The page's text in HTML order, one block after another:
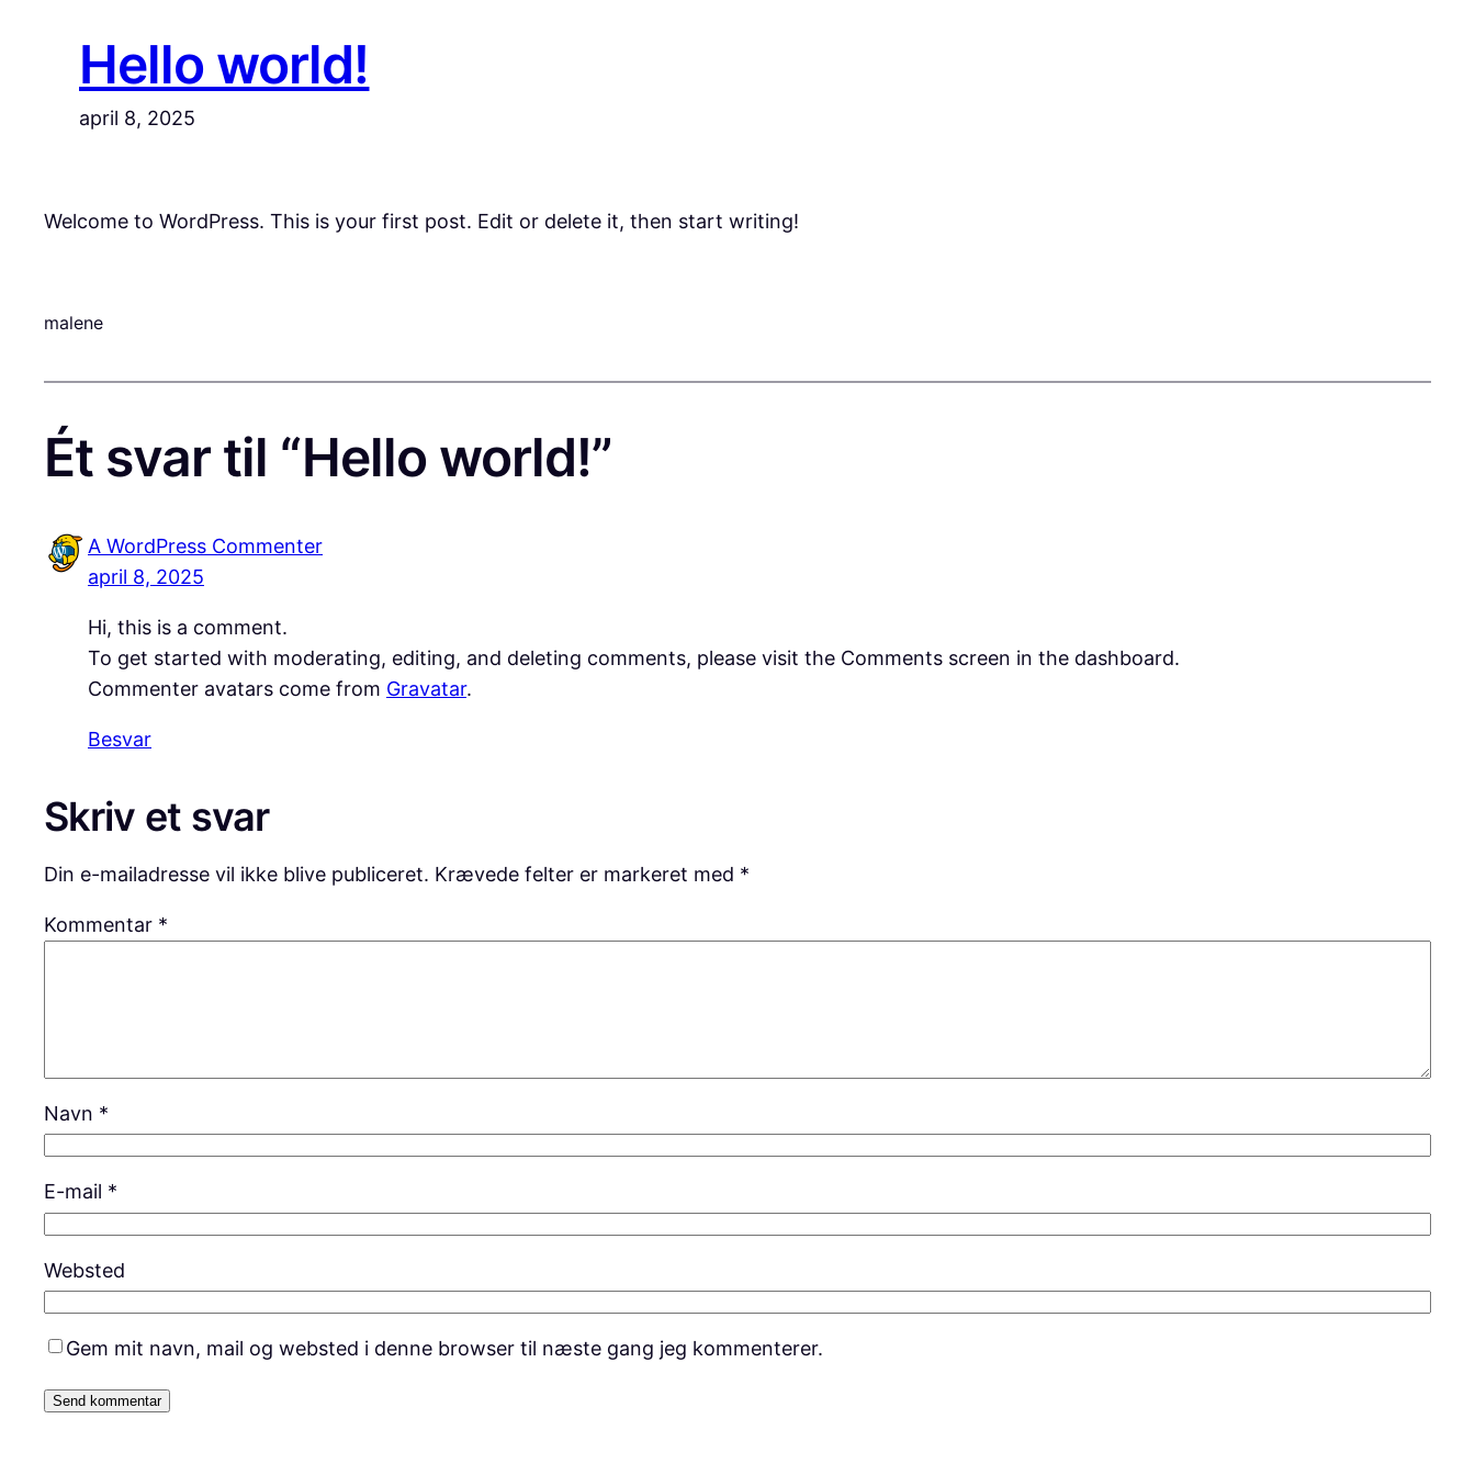
Hello world!
april 8, 2025
Welcome to WordPress. This is your first post. Edit or delete it, then start writing!
malene
Ét svar til “Hello world!”
A WordPress Commenter
april 8, 2025
Hi, this is a comment.
To get started with moderating, editing, and deleting comments, please visit the Comments screen in the dashboard.
Commenter avatars come from Gravatar.
Besvar
Skriv et svar
Din e-mailadresse vil ikke blive publiceret. Krævede felter er markeret med *
Kommentar *
Navn *
E-mail *
Websted
Gem mit navn, mail og websted i denne browser til næste gang jeg kommenterer.